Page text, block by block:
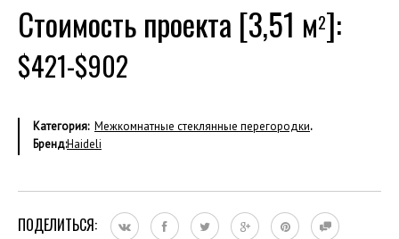
Стоимость проекта [3,51 м2]:
$421-$902
Категория: Межкомнатные стеклянные перегородки.
Бренд:Haideli
ПОДЕЛИТЬСЯ: